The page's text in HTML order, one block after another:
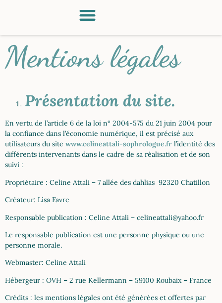
Mentions légales
Présentation du site.
En vertu de l’article 6 de la loi n° 2004-575 du 21 juin 2004 pour
la confiance dans l’économie numérique, il est précisé aux
utilisateurs du site www.celineattali-sophrologue.fr l’identité des
différents intervenants dans le cadre de sa réalisation et de son
suivi :
Propriétaire : Celine Attali – 7 allée des dahlias 92320 Chatillon
Créateur: Lisa Favre
Responsable publication : Celine Attali – celineattali@yahoo.fr
Le responsable publication est une personne physique ou une
personne morale.
Webmaster: Celine Attali
Hébergeur : OVH – 2 rue Kellermann – 59100 Roubaix – France
Crédits : les mentions légales ont été générées et offertes par